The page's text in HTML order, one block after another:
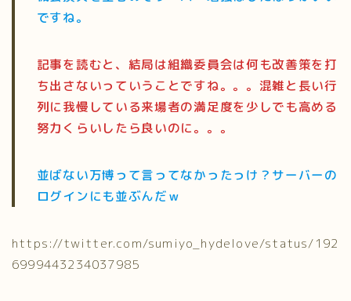
ですね。
記事を読むと、結局は組織委員会は何も改善策を打
ち出さないっていうことですね。。。混雑と長い行
列に我慢している来場者の満足度を少しでも高める
努力くらいしたら良いのに。。。
並ばない万博って言ってなかったっけ？サーバーの
ログインにも並ぶんだｗ
https://twitter.com/sumiyo_hydelove/status/192
6999443234037985